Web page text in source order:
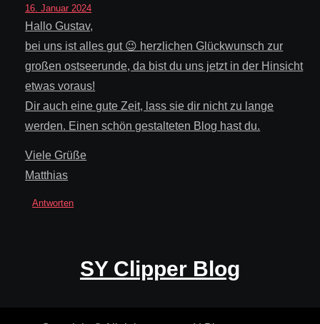
16. Januar 2024
Hallo Gustav,
bei uns ist alles gut 😉 herzlichen Glückwunsch zur
großen ostseerunde, da bist du uns jetzt in der Hinsicht
etwas voraus!
Dir auch eine gute Zeit, lass sie dir nicht zu lange
werden. Einen schön gestalteten Blog hast du.
Viele Grüße
Matthias
Antworten
SY Clipper Blog